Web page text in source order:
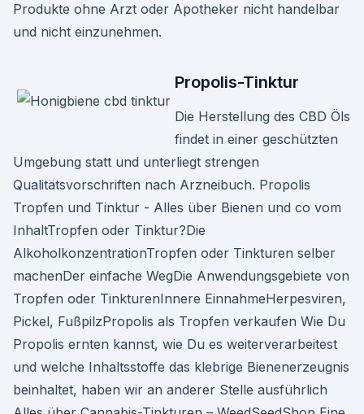
Produkte ohne Arzt oder Apotheker nicht handelbar
und nicht einzunehmen.
Propolis-Tinktur
Die Herstellung des CBD Öls
findet in einer geschützten
Umgebung statt und unterliegt strengen
Qualitätsvorschriften nach Arzneibuch. Propolis
Tropfen und Tinktur - Alles über Bienen und co vom
InhaltTropfen oder Tinktur?Die
AlkoholkonzentrationTropfen oder Tinkturen selber
machenDer einfache WegDie Anwendungsgebiete von
Tropfen oder TinkturenInnere EinnahmeHerpesviren,
Pickel, FußpilzPropolis als Tropfen verkaufen Wie Du
Propolis ernten kannst, wie Du es weiterverarbeitest
und welche Inhaltsstoffe das klebrige Bienenerzeugnis
beinhaltet, haben wir an anderer Stelle ausführlich